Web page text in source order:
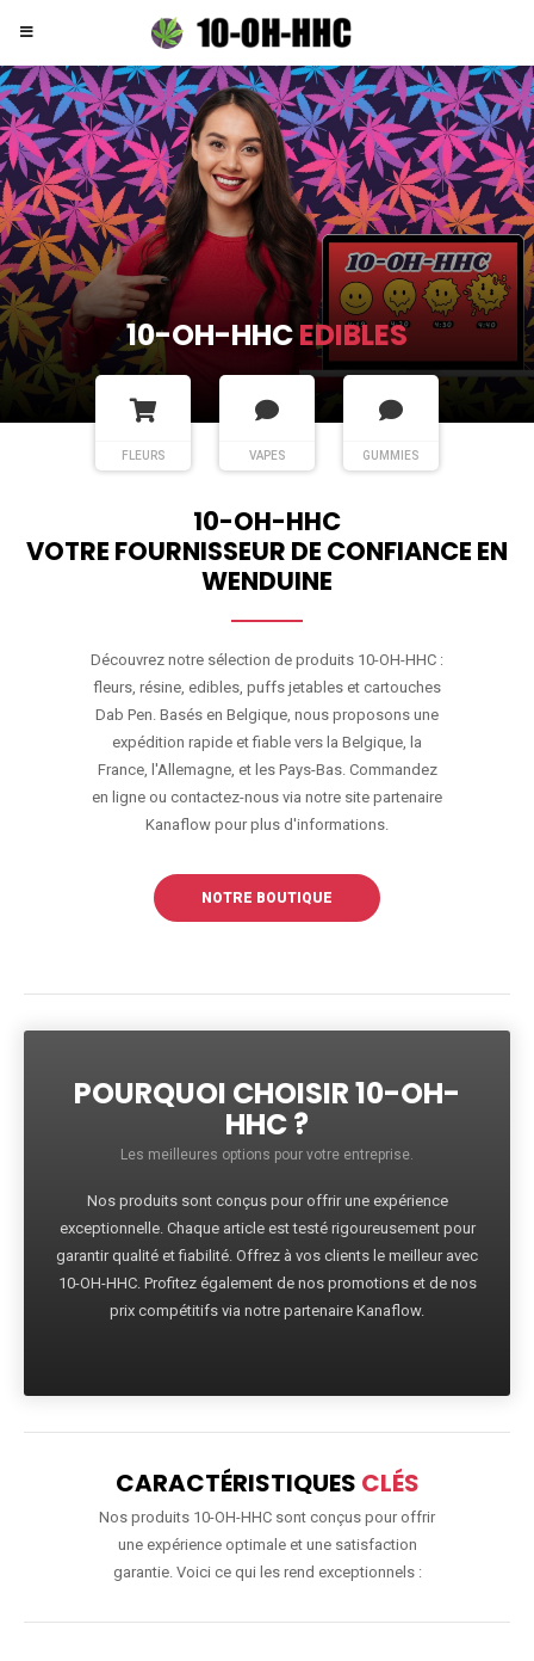
10-OH-HHCEDIBLES
FLEURS VAPES GUMMIES
10-OH-HHC
VOTRE FOURNISSEUR DE CONFIANCE EN
WENDUINE
Découvrez notre sélection de produits 10-OH-HHC :
fleurs, résine, edibles, puffs jetables et cartouches
Dab Pen. Basés en Belgique, nous proposons une
expédition rapide et fiable vers la Belgique, la
France, l'Allemagne, et les Pays-Bas. Commandez
en ligne ou contactez-nous via notre site partenaire
Kanaflow pour plus d'informations.
NOTRE BOUTIQUE
POURQUOI CHOISIR 10-OH-
HHC ?
Les meilleures options pour votre entreprise.
Nos produits sont conçus pour offrir une expérience
exceptionnelle. Chaque article est testé rigoureusement pour
garantir qualité et fiabilité. Offrez à vos clients le meilleur avec
10-OH-HHC. Profitez également de nos promotions et de nos
prix compétitifs via notre partenaire Kanaflow.
CARACTÉRISTIQUES CLÉS
Nos produits 10-OH-HHC sont conçus pour offrir
une expérience optimale et une satisfaction
garantie. Voici ce qui les rend exceptionnels :